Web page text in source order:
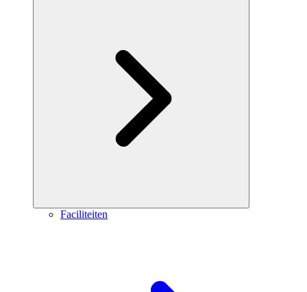
Faciliteiten